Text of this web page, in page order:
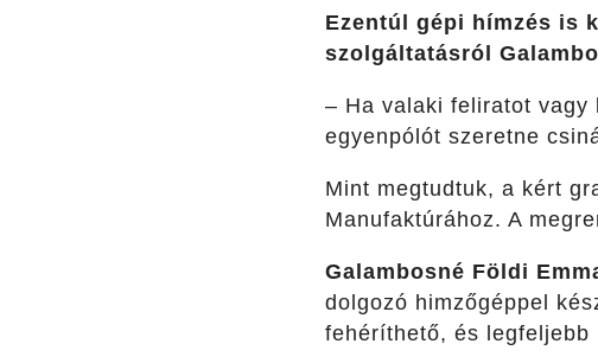
Ezentúl gépi hímzés is
szolgáltatásról
– Ha valaki feliratot vagy
egyenpólót szeretne
Mint megtudtuk, a kért
Manufaktúrához. A
Galambosné Földi
dolgozó himzőgéppel
fehéríthető, és legfeljebb